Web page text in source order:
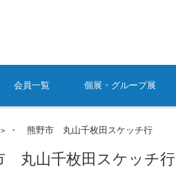
会員一覧 個展・グループ展
・ 熊野市 丸山千枚田スケッチ行
丸山千枚田スケッチ行